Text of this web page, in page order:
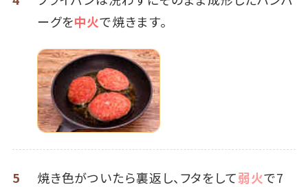
ーグを中火で焼きます。
5 焼き色がついたら裏返し、フタをして弱火で7